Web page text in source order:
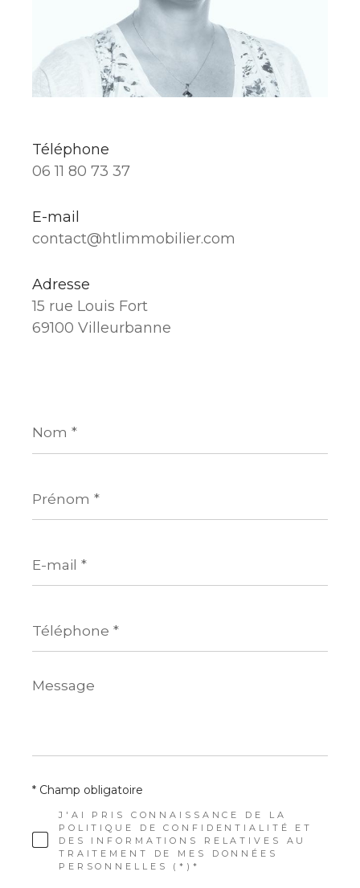
Téléphone
06 11 80 73 37
E-mail
contact@htlimmobilier.com
Adresse
15 rue Louis Fort
69100 Villeurbanne
*
*
mail
*
*
Message
*
J'AI PRIS CONNAISSANCE DE LA
POLITIQUE DE CONFIDENTIALITÉ ET
DES INFORMATIONS RELATIVES AU
TRAITEMENT DE MES DONNÉES
PERSONNELLES (*)*
* Champ obligatoire